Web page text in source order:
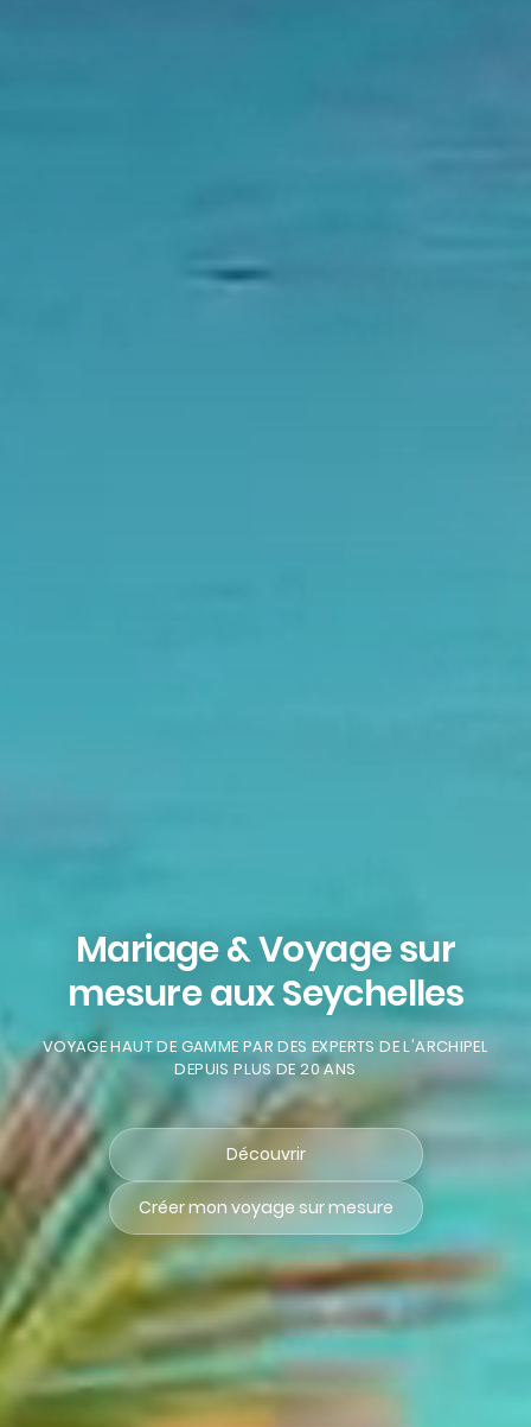
Mariage & Voyage sur
mesure aux Seychelles
VOYAGE HAUT DE GAMME PAR DES EXPERTS DE L'ARCHIPEL
DEPUIS PLUS DE 20 ANS
Découvrir
Créer mon voyage sur mesure